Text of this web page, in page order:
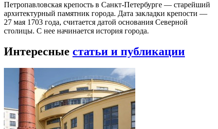
Петропавловская крепость в Санкт-Петербурге — старейший
архитектурный памятник города. Дата закладки крепости —
27 мая 1703 года, считается датой основания Северной
столицы. С нее начинается история города.
Интересные статьи и публикации